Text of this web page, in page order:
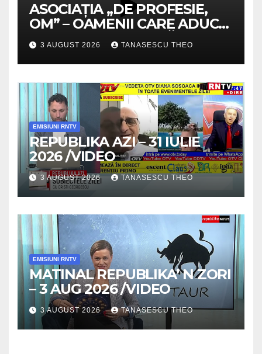
ASOCIAȚIA „DE PROFESIE,
OM” – OAMENII CARE ADUC
VALOARE COMUNITĂȚII /
SECRETELE SUCCESULUI
/VIDEO
3 AUGUST 2026 TANASESCU THEO
EMISIUNI RNTV
REPUBLIKA AZI – 31 IULIE
2026 /VIDEO
3 AUGUST 2026 TANASESCU THEO
EMISIUNI RNTV
MATINAL REPUBLIKA’ N ZORI
– 3 AUG 2026 /VIDEO
3 AUGUST 2026 TANASESCU THEO